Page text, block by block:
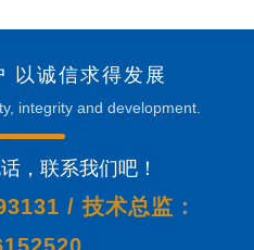
以诚信求得发展
integrity and development.
，联系我们吧！
/ 技术总监：